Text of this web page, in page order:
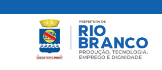
conteúdo